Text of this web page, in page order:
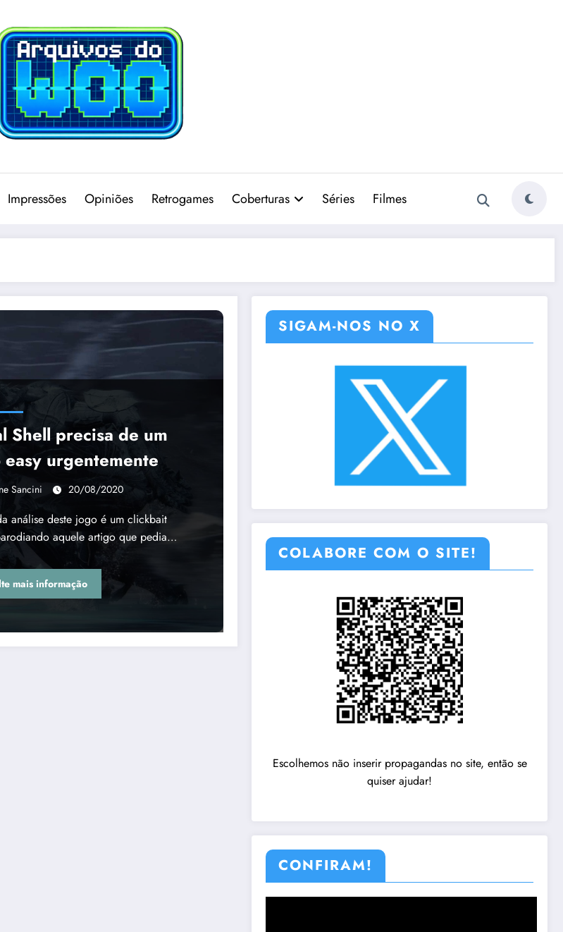
Impressões Opiniões Retrogames Coberturas Séries Filmes
Shell precisa de um
easy urgentemente
Sancini 20/08/2020
análise deste jogo é um clickbait
aquele artigo que pedia…
mais informação
SIGAM-NOS NO X
COLABORE COM O SITE!
Escolhemos não inserir propagandas no site, então se
quiser ajudar!
CONFIRAM!